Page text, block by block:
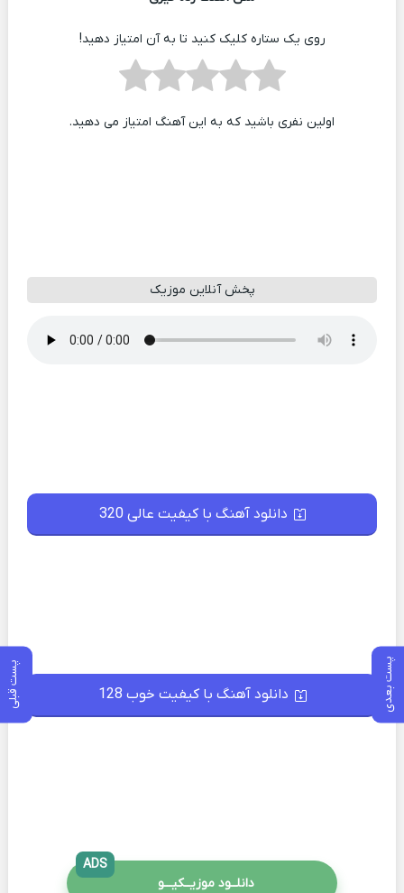
پست بعدی پست قبلی
روی یک ستاره کلیک کنید تا به آن امتیاز دهید!
اولین نفری باشید که به این آهنگ امتیاز می دهید.
پخش آنلاین موزیک
دانلود آهنگ با کیفیت عالی 320
دانلود آهنگ با کیفیت خوب 128
دانلــود موزیــکیـــو
ADS